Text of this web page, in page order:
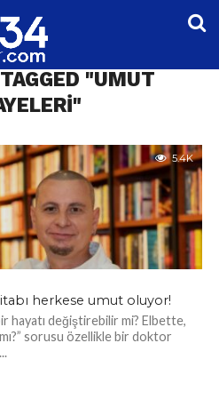
"UMUT
5.4K
herkese umut oluyor!
hayatı değiştirebilir mi? Elbette,
sorusu özellikle bir doktor